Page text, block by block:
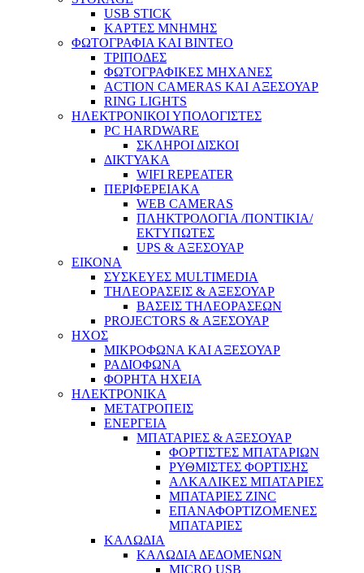
USB STICK
ΚΑΡΤΕΣ ΜΝΗΜΗΣ
ΦΩΤΟΓΡΑΦΙΑ ΚΑΙ ΒΙΝΤΕΟ
ΤΡΙΠΟΔΕΣ
ΦΩΤΟΓΡΑΦΙΚΕΣ ΜΗΧΑΝΕΣ
ACTION CAMERAS KAI ΑΞΕΣΟΥΑΡ
RING LIGHTS
ΗΛΕΚΤΡΟΝΙΚΟΙ ΥΠΟΛΟΓΙΣΤΕΣ
PC HARDWARE
ΣΚΛΗΡΟΙ ΔΙΣΚΟΙ
ΔΙΚΤΥΑΚΑ
WIFI REPEATER
ΠΕΡΙΦΕΡΕΙΑΚΑ
WEB CAMERAS
ΠΛΗΚΤΡΟΛΟΓΙΑ /ΠΟΝΤΙΚΙΑ/
ΕΚΤΥΠΩΤΕΣ
UPS & ΑΞΕΣΟΥΑΡ
ΕΙΚΟΝΑ
ΣΥΣΚΕΥΕΣ MULTIMEDIA
ΤΗΛΕΟΡΑΣΕΙΣ & ΑΞΕΣΟΥΑΡ
ΒΑΣΕΙΣ ΤΗΛΕΟΡΑΣΕΩΝ
PROJECTORS & ΑΞΕΣΟΥΑΡ
ΗΧΟΣ
ΜΙΚΡΟΦΩΝΑ ΚΑΙ ΑΞΕΣΟΥΑΡ
ΡΑΔΙΟΦΩΝΑ
ΦΟΡΗΤΑ ΗΧΕΙΑ
ΗΛΕΚΤΡΟΝΙΚΑ
ΜΕΤΑΤΡΟΠΕΙΣ
ΕΝΕΡΓΕΙΑ
ΜΠΑΤΑΡΙΕΣ & ΑΞΕΣΟΥΑΡ
ΦΟΡΤΙΣΤΕΣ ΜΠΑΤΑΡΙΩΝ
ΡΥΘΜΙΣΤΕΣ ΦΟΡΤΙΣΗΣ
ΑΛΚΑΛΙΚΕΣ ΜΠΑΤΑΡΙΕΣ
ΜΠΑΤΑΡΙΕΣ ZINC
ΕΠΑΝΑΦΟΡΤΙΖΟΜΕΝΕΣ
ΜΠΑΤΑΡΙΕΣ
ΚΑΛΩΔΙΑ
ΚΑΛΩΔΙΑ ΔΕΔΟΜΕΝΩΝ
MICRO USB